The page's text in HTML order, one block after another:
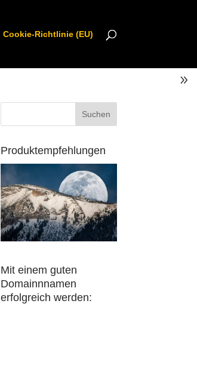
Cookie-Richtlinie (EU)
Produktempfehlungen
Mit einem guten
Domainnnamen
erfolgreich werden: